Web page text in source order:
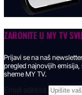
ZARONITE U MY TV
Prijavi se na naš
pregled najnovijih
sheme MY TV.
Email adresa